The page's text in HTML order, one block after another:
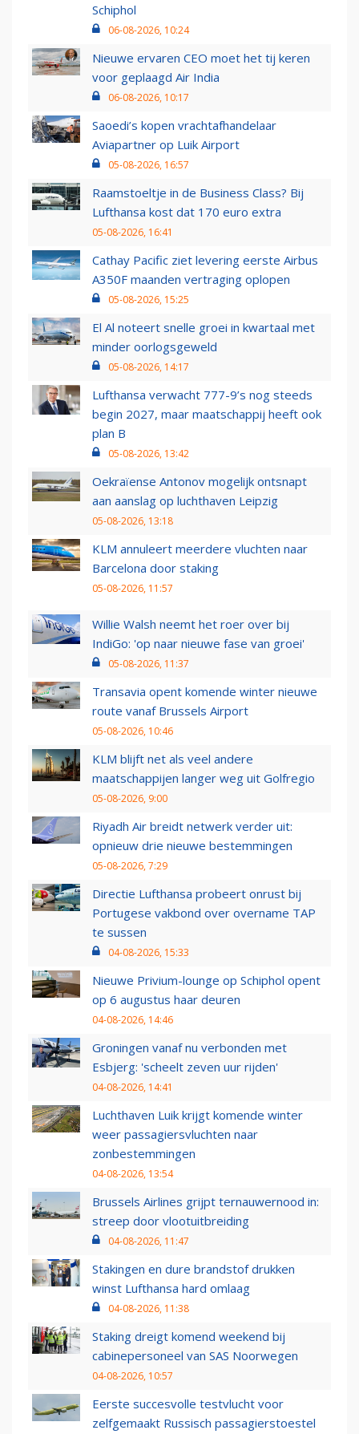
Schiphol
06-08-2026, 10:24
Nieuwe ervaren CEO moet het tij keren
voor geplaagd Air India
06-08-2026, 10:17
Saoedi’s kopen vrachtafhandelaar
Aviapartner op Luik Airport
05-08-2026, 16:57
Raamstoeltje in de Business Class? Bij
Lufthansa kost dat 170 euro extra
05-08-2026, 16:41
Cathay Pacific ziet levering eerste Airbus
A350F maanden vertraging oplopen
05-08-2026, 15:25
El Al noteert snelle groei in kwartaal met
minder oorlogsgeweld
05-08-2026, 14:17
Lufthansa verwacht 777-9’s nog steeds
begin 2027, maar maatschappij heeft ook
plan B
05-08-2026, 13:42
Oekraïense Antonov mogelijk ontsnapt
aan aanslag op luchthaven Leipzig
05-08-2026, 13:18
KLM annuleert meerdere vluchten naar
Barcelona door staking
05-08-2026, 11:57
Willie Walsh neemt het roer over bij
IndiGo: 'op naar nieuwe fase van groei'
05-08-2026, 11:37
Transavia opent komende winter nieuwe
route vanaf Brussels Airport
05-08-2026, 10:46
KLM blijft net als veel andere
maatschappijen langer weg uit Golfregio
05-08-2026, 9:00
Riyadh Air breidt netwerk verder uit:
opnieuw drie nieuwe bestemmingen
05-08-2026, 7:29
Directie Lufthansa probeert onrust bij
Portugese vakbond over overname TAP
te sussen
04-08-2026, 15:33
Nieuwe Privium-lounge op Schiphol opent
op 6 augustus haar deuren
04-08-2026, 14:46
Groningen vanaf nu verbonden met
Esbjerg: 'scheelt zeven uur rijden'
04-08-2026, 14:41
Luchthaven Luik krijgt komende winter
weer passagiersvluchten naar
zonbestemmingen
04-08-2026, 13:54
Brussels Airlines grijpt ternauwernood in:
streep door vlootuitbreiding
04-08-2026, 11:47
Stakingen en dure brandstof drukken
winst Lufthansa hard omlaag
04-08-2026, 11:38
Staking dreigt komend weekend bij
cabinepersoneel van SAS Noorwegen
04-08-2026, 10:57
Eerste succesvolle testvlucht voor
zelfgemaakt Russisch passagierstoestel